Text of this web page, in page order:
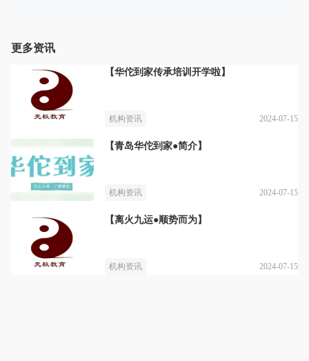
更多资讯
【华佗到家传承培训开学啦】
机构资讯 2024-07-15
【青岛华佗到家●简介】
机构资讯 2024-07-15
【离火九运●顺势而为】
机构资讯 2024-07-15